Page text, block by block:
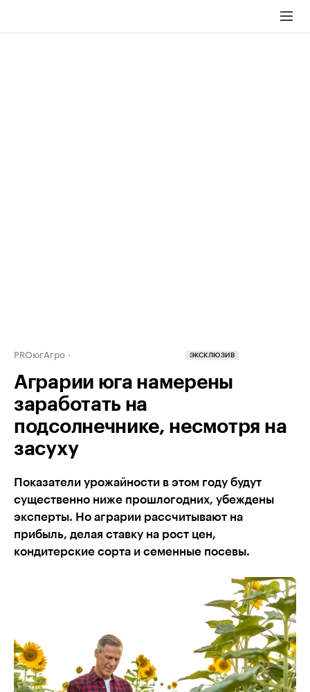
PROюгАгро ЭКСКЛЮЗИВ
Аграрии юга намерены
заработать на
подсолнечнике, несмотря на
засуху
Показатели урожайности в этом году будут
существенно ниже прошлогодних, убеждены
эксперты. Но аграрии рассчитывают на
прибыль, делая ставку на рост цен,
кондитерские сорта и семенные посевы.